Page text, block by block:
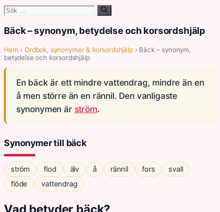
Sök
Bäck – synonym, betydelse och korsordshjälp
Hem ›Ordbok, synonymer & korsordshjälp› Bäck – synonym,
betydelse och korsordshjälp
En bäck är ett mindre vattendrag, mindre än en
å men större än en rännil. Den vanligaste
synonymen är ström.
Synonymer till bäck
ström flod älv å rännil fors
svall
flöde
vattendrag